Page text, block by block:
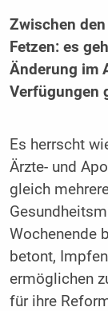
Zwischen
Fetzen: es
Änderung im
Verfügungen
Es herrscht
Ärzte- und
gleich
Wochenende
betont,
ermöglichen
für ihre